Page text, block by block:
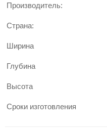
Производитель:
Страна:
Ширина
Глубина
Высота
Сроки изготовления